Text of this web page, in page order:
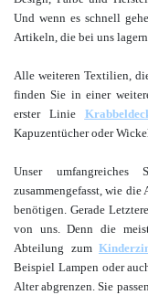
Und wenn es schnell
Artikeln, die bei uns
Alle weiteren Textilien,
finden Sie in einer
erster Linie
Kapuzentücher oder
Unser
zusammengefasst, wie die
benötigen. Gerade
von uns. Denn die
Abteilung zum
Beispiel Lampen oder
Alter abgrenzen. Sie